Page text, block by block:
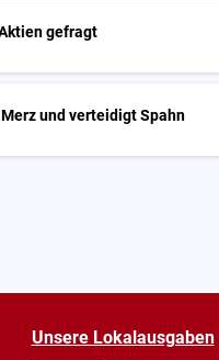
gefragt
und verteidigt Spahn
Unsere Lokalausgaben